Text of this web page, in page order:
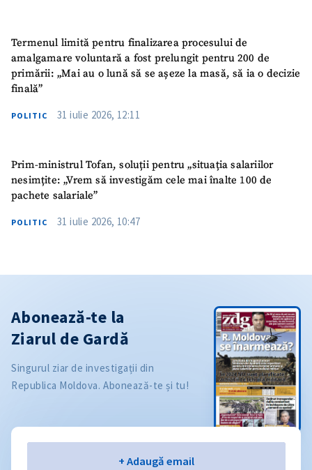
Termenul limită pentru finalizarea procesului de
amalgamare voluntară a fost prelungit pentru 200 de
primării: „Mai au o lună să se așeze la masă, să ia o decizie
finală”
POLITIC 31 iulie 2026, 12:11
Prim-ministrul Tofan, soluții pentru „situația salariilor
nesimțite: „Vrem să investigăm cele mai înalte 100 de
pachete salariale”
POLITIC 31 iulie 2026, 10:47
Abonează-te la
Ziarul de Gardă
Singurul ziar de investigații din
Republica Moldova. Abonează-te și tu!
+ Adaugă email